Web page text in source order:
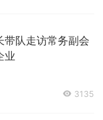
带队走访常务副会
业
3135